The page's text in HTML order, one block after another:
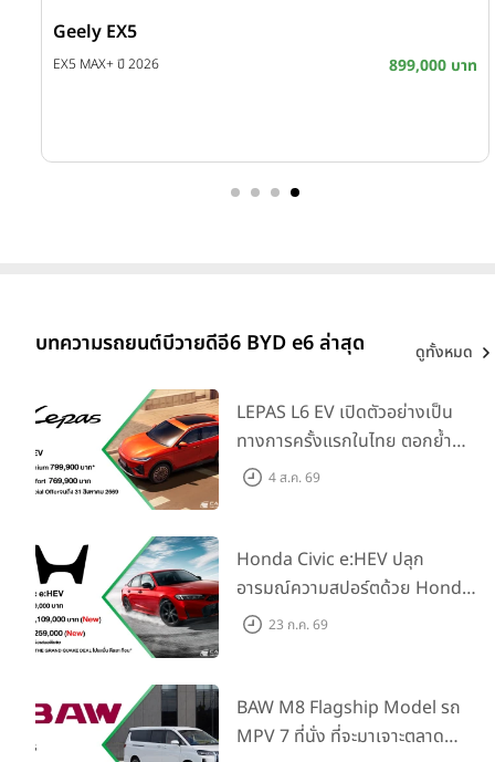
Geely EX5
EX5 MAX+ ปี 2026 899,000 บาท
บทความรถยนต์บีวายดีอี6 BYD e6 ล่าสุด ดูทั้งหมด
LEPAS L6 EV เปิดตัวอย่างเป็น
ทางการครั้งแรกในไทย ตอกย้ำ
วิสัยทัศน์ “Drive Your
4 ส.ค. 69
Honda Civic e:HEV ปลุก
อารมณ์ความสปอร์ตด้วย Honda
S+ Shift ครั้งแรกในไทย! พร้อม
เพียงจองภายใน 31 ก.ค. 2569
รับบัตรน้ำมันมูลค่า 10,000 บาท
23 ก.ค. 69
BAW M8 Flagship Model รถ
MPV 7 ที่นั่ง ที่จะมาเจาะตลาด